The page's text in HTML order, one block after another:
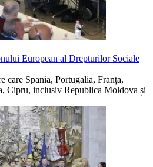
European al Drepturilor Sociale
care Spania, Portugalia, Franța,
Cipru, inclusiv Republica Moldova și